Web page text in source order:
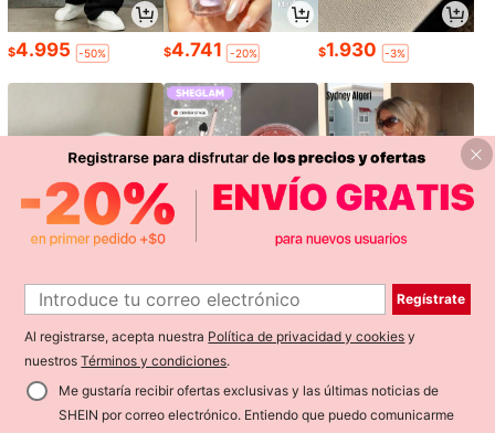
$4.995 -50% $4.741 -20% $1.930 -3%
3.790 $4.266 -32%
Regístrate
Al registrarse, acepta nuestra Política de privacidad y cookies y
nuestrosTérminos y condiciones.
Me gustaría recibir ofertas exclusivas y las últimas noticias de
SHEIN por correo electrónico. Entiendo que puedo comunicarme